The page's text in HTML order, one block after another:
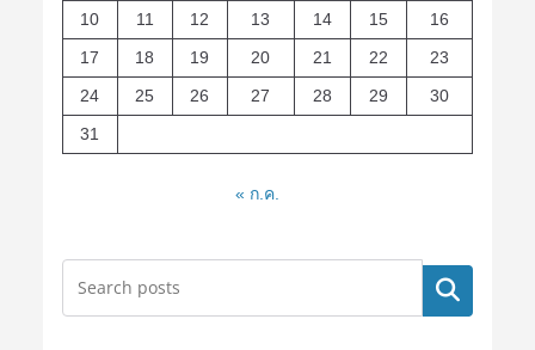
10
11 12 13 14 15
16
17
18 19 20 21 22
23
24
25 26 27 28 29
30
31
« ก.ค.
ค้นหา